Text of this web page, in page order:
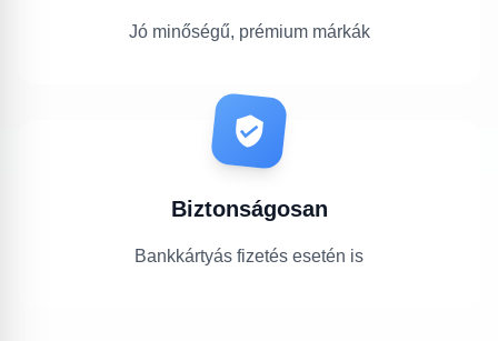
Jó minőségű, prémium márkák
Biztonságosan
Bankkártyás fizetés esetén is